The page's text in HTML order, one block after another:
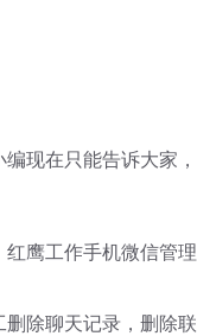
现在只能告诉大家
鹰工作手机微信管
除聊天记录，删除